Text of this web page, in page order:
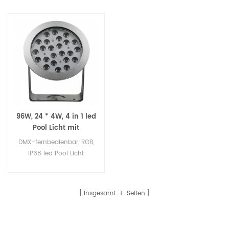
96W, 24 * 4W, 4 in 1 led
Pool Licht mit
Fernbedienung
DMX-fernbedienbar, RGB,
IP68 led Pool Licht
Insgesamt 1 Seiten